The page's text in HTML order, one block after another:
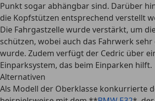
Punkt sogar abhängbar sind. Darüber
die Kopfstützen entsprechend verstellt
Die Fahrgastzelle wurde verstärkt, um
schützen, wobei auch das Fahrwerk
wurde. Zudem verfügt der Cedric über
Einparksystem, das beim Einparken hilft.
Alternativen
Als Modell der Oberklasse konkurrierte